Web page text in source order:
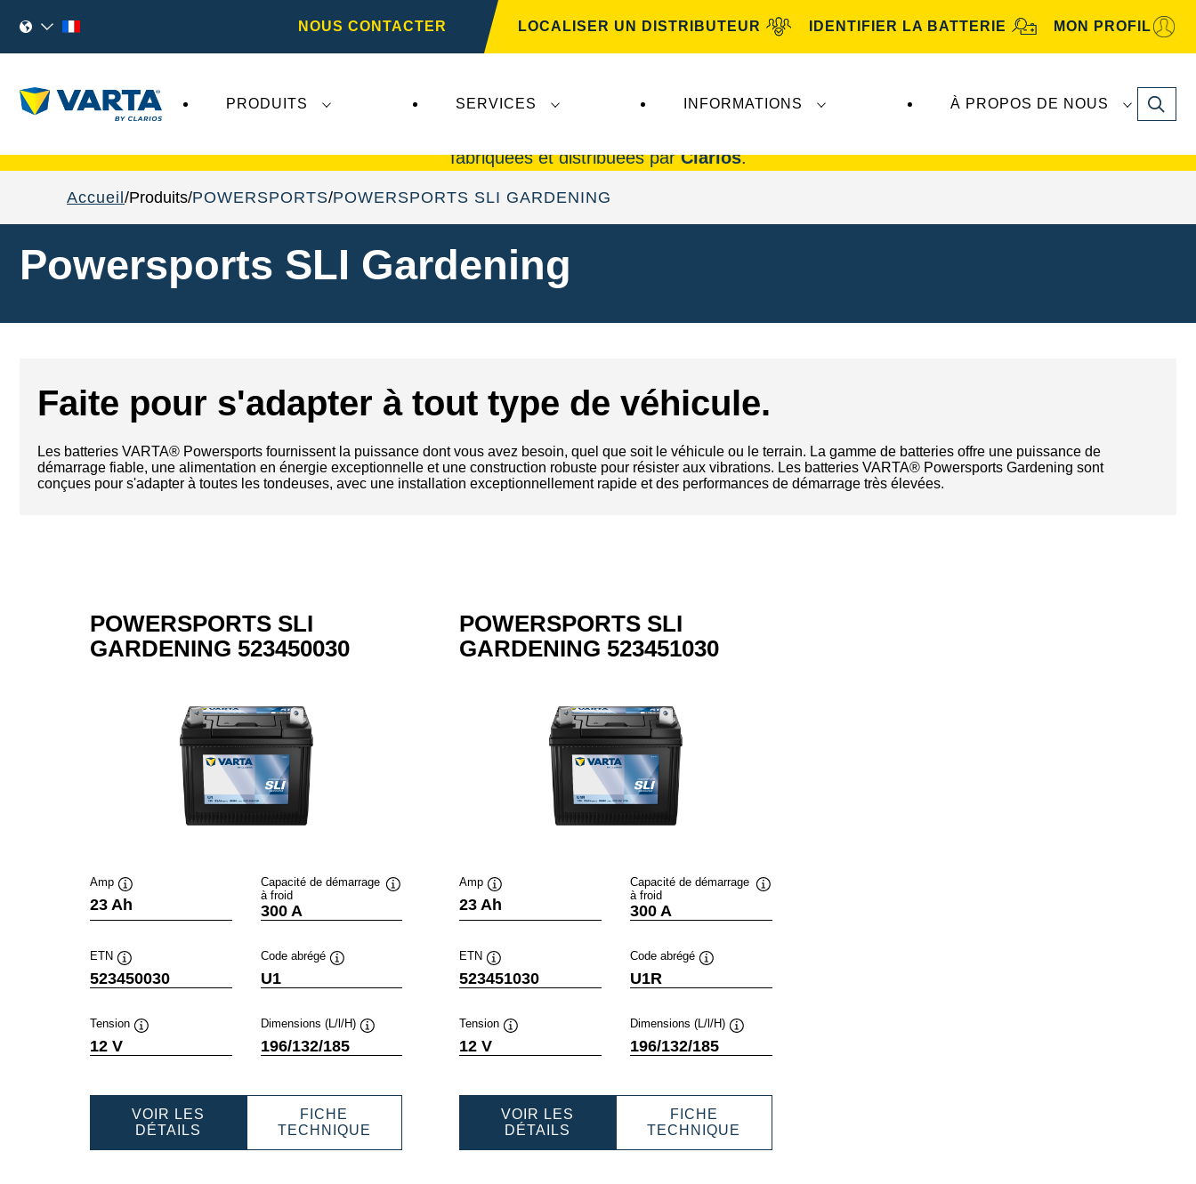
NOUS CONTACTER LOCALISER UN DISTRIBUTEUR IDENTIFIER LA BATTERIE MON PROFIL
PRODUITS SERVICES INFORMATIONS À PROPOS DE NOUS Search
fabriquées et distribuées parClarios.
Accueil Produits POWERSPORTS POWERSPORTS SLI GARDENING
Powersports SLI Gardening
Faite pour s'adapter à tout type de véhicule.
Les batteries VARTA® Powersports fournissent la puissance dont vous avez besoin, quel que soit le véhicule ou le terrain. La gamme de batteries offre une puissance de
démarrage fiable, une alimentation en énergie exceptionnelle et une construction robuste pour résister aux vibrations. Les batteries VARTA® Powersports Gardening sont
conçues pour s'adapter à toutes les tondeuses, avec une installation exceptionnellement rapide et des performances de démarrage très élevées.
POWERSPORTS SLI
GARDENING 523450030
Amp
Infobulle
23 Ah
Capacité de démarrage
à froid
300 A
ETN
Infobulle
523450030
Code abrégé
U1
Tension
12 V
Dimensions (L/l/H)
196/132/185
VOIR LES
DÉTAILS POWERSPORTS
FICHE
TECHNIQUE
POWERSPORTS SLI
GARDENING 523451030
Amp
Infobulle
23 Ah
Capacité de démarrage
à froid
300 A
ETN
Infobulle
523451030
Code abrégé
U1R
Tension
12 V
Dimensions (L/l/H)
196/132/185
VOIR LES
DÉTAILS POWERSPORTS
FICHE
TECHNIQUE